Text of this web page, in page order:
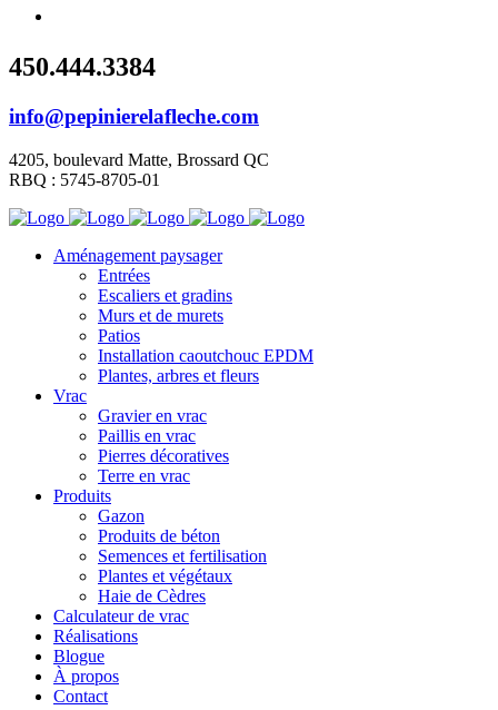
450.444.3384
info@pepinierelafleche.com
4205, boulevard Matte, Brossard QC
RBQ : 5745-8705-01
Aménagement paysager
Entrées
Escaliers et gradins
Murs et de murets
Patios
Installation caoutchouc EPDM
Plantes, arbres et fleurs
Vrac
Gravier en vrac
Paillis en vrac
Pierres décoratives
Terre en vrac
Produits
Gazon
Produits de béton
Semences et fertilisation
Plantes et végétaux
Haie de Cèdres
Calculateur de vrac
Réalisations
Blogue
À propos
Contact